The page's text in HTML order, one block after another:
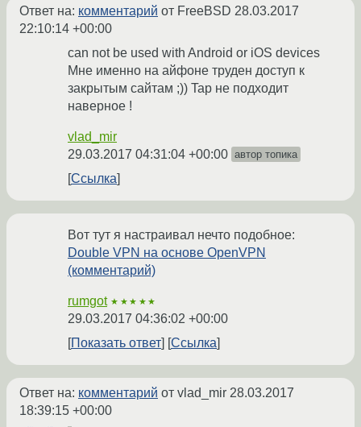
Ответ на: комментарий от FreeBSD 28.03.2017
22:10:14 +00:00
can not be used with Android or iOS devices
Мне именно на айфоне труден доступ к
закрытым сайтам ;)) Tap не подходит
наверное !
vlad_mir
29.03.2017 04:31:04 +00:00 автор топика
Ссылка
Вот тут я настраивал нечто подобное:
Double VPN на основе OpenVPN
(комментарий)
rumgot ★★★★★
29.03.2017 04:36:02 +00:00
Показать ответ
Ссылка
Ответ на: комментарий от vlad_mir 28.03.2017
18:39:15 +00:00